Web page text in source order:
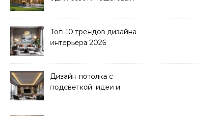
Топ-10 трендов дизайна
интерьера 2026
Дизайн потолка с
подсветкой: идеи и